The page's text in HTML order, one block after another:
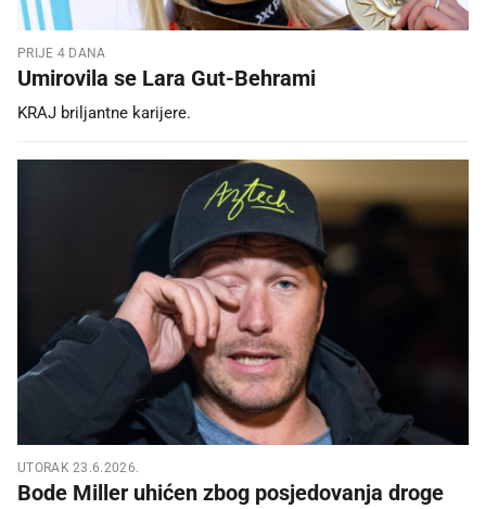
PRIJE 4 DANA
Umirovila se Lara Gut-Behrami
KRAJ briljantne karijere.
UTORAK 23.6.2026.
Bode Miller uhićen zbog posjedovanja droge